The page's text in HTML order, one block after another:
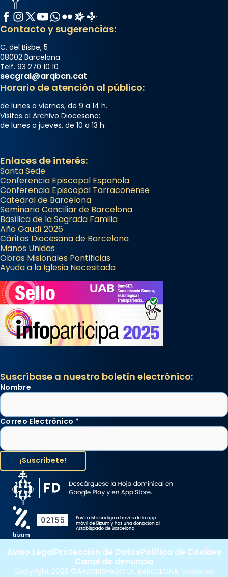
Facebook
Instagram
X / Twitter
YouTube
WhatsApp
FlickrRadio Estel
Catalunya Cristiana
Contacto y sugerencias:
C. del Bisbe, 5
08002 Barcelona
Telf. 93 270 10 10
secgral@arqbcn.cat
Horario de atención al público:
de lunes a viernes, de 9 a 14 h.
Visitas al Archivo Diocesano:
de lunes a jueves, de 10 a 13 h.
Enlaces de interés:
Santa Sede
Conferencia Episcopal Española
Conferencia Episcopal Tarraconense
Catedral de Barcelona
Seminario Conciliar de Barcelona
Basílica de la Sagrada Familia
Año Gaudí 2026
Cáritas Diocesana de Barcelona
Manos Unidas
Obras Misionales Pontificias
Ayuda a la Iglesia Necesitada
Suscríbase a nuestro boletín electrónico:
Nombre
Correo Electrónico *
Copyright 2026 ©ARZOBISPADO DE BARCELONA, todos los
Aviso LegalProtección de DatosPolítica de Cookies
Canal de denuncia